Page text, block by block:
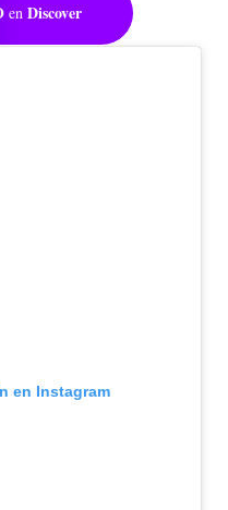
en Discover
en Instagram